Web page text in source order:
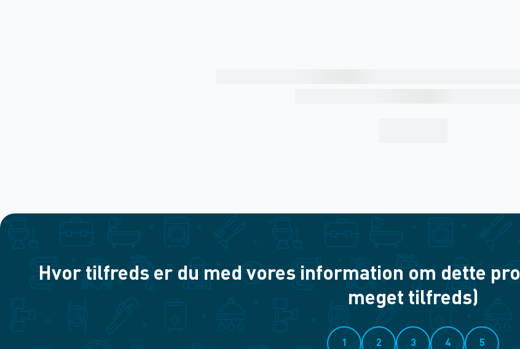
Hvor tilfreds er du med vores information om dette
meget tilfreds)
1 2 3 4 5